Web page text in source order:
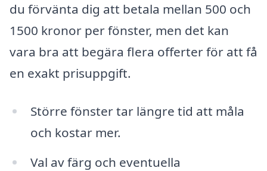
du förvänta dig att betala mellan 500 och
1500 kronor per fönster, men det kan
vara bra att begära flera offerter för att få
en exakt prisuppgift.
Större fönster tar längre tid att måla
och kostar mer.
Val av färg och eventuella